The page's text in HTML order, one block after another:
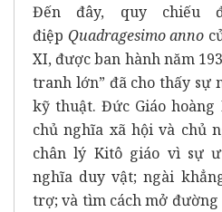
Đến đây, quy chiếu
điệp Quadragesimo anno
XI, được ban hành năm
tranh lớn” đã cho thấy sự
kỹ thuật. Đức Giáo
chủ nghĩa xã hội và chủ
chân lý Kitô giáo vì sự
nghĩa duy vật; ngài
trợ; và tìm cách mở đường